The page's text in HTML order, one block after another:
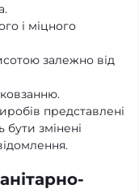
і міцного
залежно від
представлені
бути змінені